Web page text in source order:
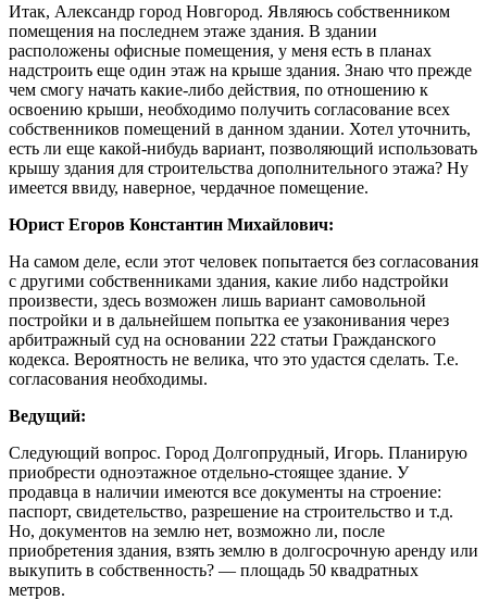
Итак, Александр город Новгород. Являюсь собственником
помещения на последнем этаже здания. В здании
расположены офисные помещения, у меня есть в планах
надстроить еще один этаж на крыше здания. Знаю что прежде
чем смогу начать какие-либо действия, по отношению к
освоению крыши, необходимо получить согласование всех
собственников помещений в данном здании. Хотел уточнить,
есть ли еще какой-нибудь вариант, позволяющий использовать
крышу здания для строительства дополнительного этажа? Ну
имеется ввиду, наверное, чердачное помещение.
Юрист Егоров Константин Михайлович:
На самом деле, если этот человек попытается без согласования
с другими собственниками здания, какие либо надстройки
произвести, здесь возможен лишь вариант самовольной
постройки и в дальнейшем попытка ее узаконивания через
арбитражный суд на основании 222 статьи Гражданского
кодекса. Вероятность не велика, что это удастся сделать. Т.е.
согласования необходимы.
Ведущий:
Следующий вопрос. Город Долгопрудный, Игорь. Планирую
приобрести одноэтажное отдельно-стоящее здание. У
продавца в наличии имеются все документы на строение:
паспорт, свидетельство, разрешение на строительство и т.д.
Но, документов на землю нет, возможно ли, после
приобретения здания, взять землю в долгосрочную аренду или
выкупить в собственность? — площадь 50 квадратных
метров.